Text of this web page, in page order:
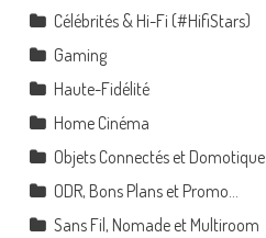
Célébrités & Hi-Fi (#HifiStars)
Gaming
Haute-Fidélité
Home Cinéma
Objets Connectés et Domotique
ODR, Bons Plans et Promo…
Sans Fil, Nomade et Multiroom